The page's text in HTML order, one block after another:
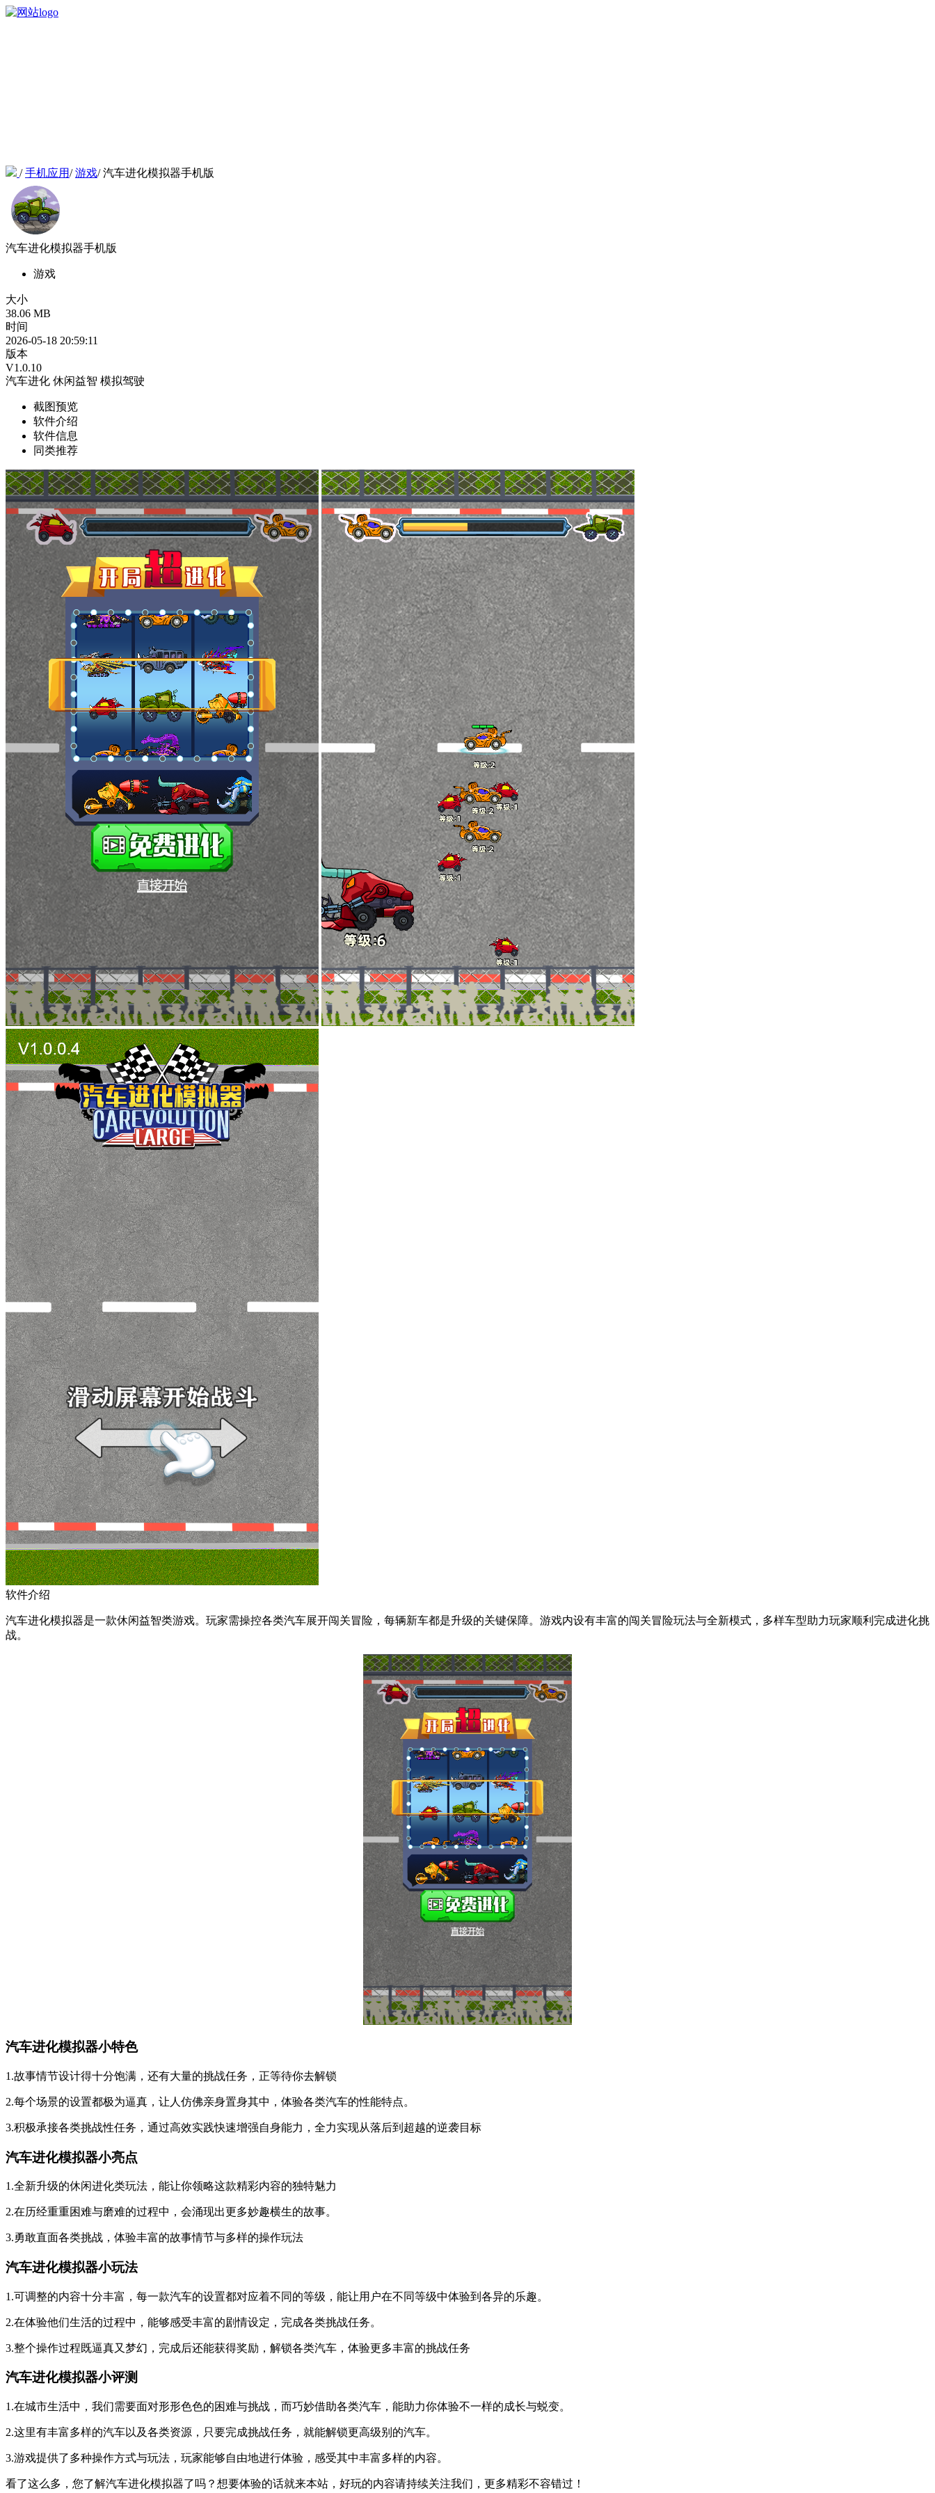
/手机应用/游戏/汽车进化模拟器手机版
汽车进化模拟器手机版
游戏
大小
38.06 MB
时间
2026-05-18 20:59:11
版本
V1.0.10
汽车进化 休闲益智 模拟驾驶
截图预览
软件介绍
软件信息
同类推荐
软件介绍
汽车进化模拟器是一款休闲益智类游戏。玩家需操控各类汽车展开闯关冒险，每辆新车都是升级的关键保障。游戏内设有丰富的闯关冒险玩法与全新模式，多样车型助力玩家顺利完成进化挑
战。
汽车进化模拟器小特色
1.故事情节设计得十分饱满，还有大量的挑战任务，正等待你去解锁
2.每个场景的设置都极为逼真，让人仿佛亲身置身其中，体验各类汽车的性能特点。
3.积极承接各类挑战性任务，通过高效实践快速增强自身能力，全力实现从落后到超越的逆袭目标
汽车进化模拟器小亮点
1.全新升级的休闲进化类玩法，能让你领略这款精彩内容的独特魅力
2.在历经重重困难与磨难的过程中，会涌现出更多妙趣横生的故事。
3.勇敢直面各类挑战，体验丰富的故事情节与多样的操作玩法
汽车进化模拟器小玩法
1.可调整的内容十分丰富，每一款汽车的设置都对应着不同的等级，能让用户在不同等级中体验到各异的乐趣。
2.在体验他们生活的过程中，能够感受丰富的剧情设定，完成各类挑战任务。
3.整个操作过程既逼真又梦幻，完成后还能获得奖励，解锁各类汽车，体验更多丰富的挑战任务
汽车进化模拟器小评测
1.在城市生活中，我们需要面对形形色色的困难与挑战，而巧妙借助各类汽车，能助力你体验不一样的成长与蜕变。
2.这里有丰富多样的汽车以及各类资源，只要完成挑战任务，就能解锁更高级别的汽车。
3.游戏提供了多种操作方式与玩法，玩家能够自由地进行体验，感受其中丰富多样的内容。
看了这么多，您了解汽车进化模拟器了吗？想要体验的话就来本站，好玩的内容请持续关注我们，更多精彩不容错过！